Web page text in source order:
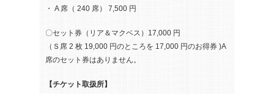
・ A 席（ 240 席） 7,500 円
〇セット券（リア＆マクベス）17,000 円
（Ｓ席 2 枚 19,000 円のところを 17,000 円のお得券 )A
席のセット券はありません。
【チケット取扱所】